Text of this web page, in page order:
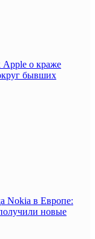
Apple о краже
бывших
Nokia в Европе:
новые